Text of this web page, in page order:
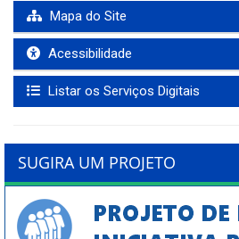
Mapa do Site
Acessibilidade
Listar os Serviços Digitais
SUGIRA UM PROJETO